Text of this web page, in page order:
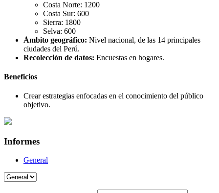
Costa Norte: 1200
Costa Sur: 600
Sierra: 1800
Selva: 600
Ámbito geográfico: Nivel nacional, de las 14 principales
ciudades del Perú.
Recolección de datos: Encuestas en hogares.
Beneficios
Crear estrategias enfocadas en el conocimiento del público
objetivo.
Informes
General